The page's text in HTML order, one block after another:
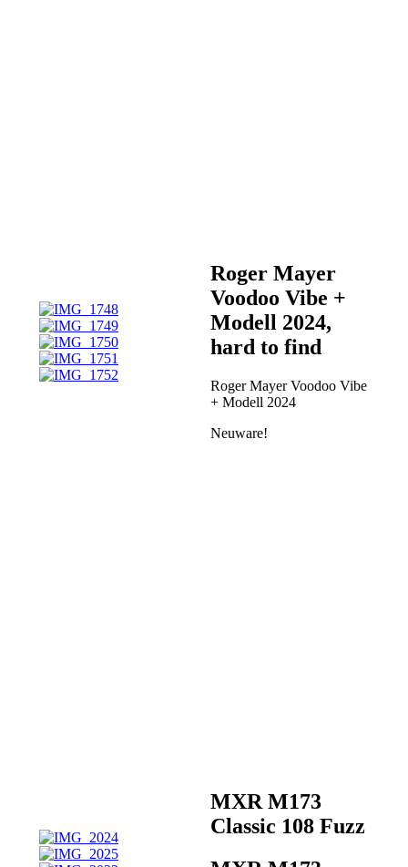
Roger Mayer
Voodoo Vibe +
Modell 2024,
hard to find
Roger Mayer Voodoo Vibe
+ Modell 2024
Neuware!
MXR M173
Classic 108 Fuzz